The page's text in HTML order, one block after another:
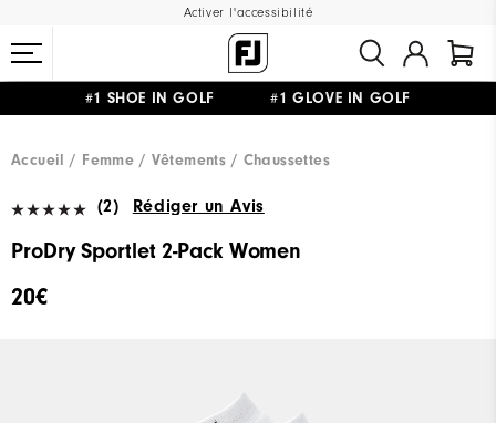
Activer l'accessibilité
#1 SHOE IN GOLF #1 GLOVE IN GOLF
Accueil
Femme Vêtements Chaussettes
(2) Rédiger un Avis
ProDry Sportlet 2-Pack Women
20€